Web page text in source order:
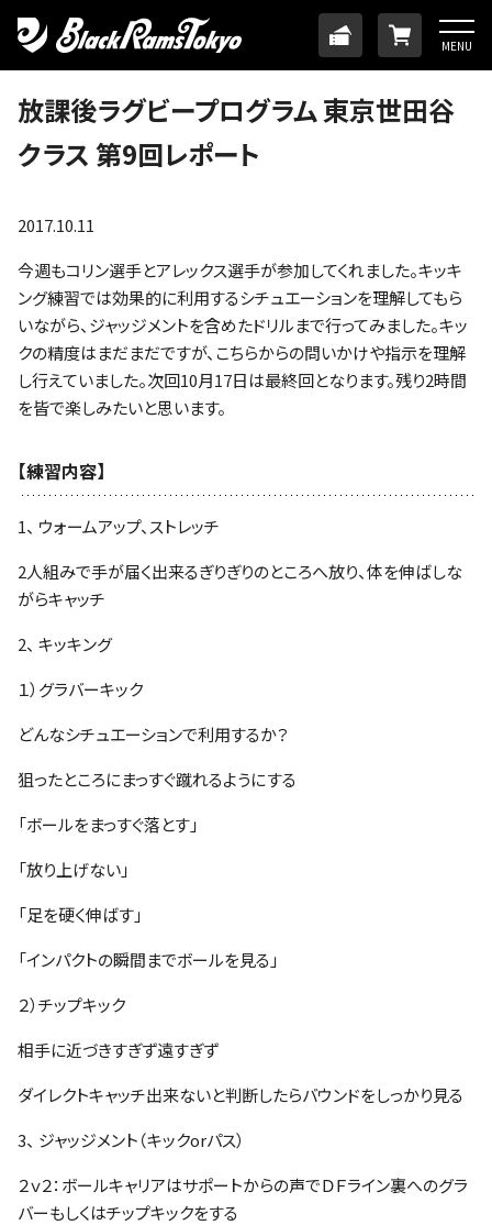
MENU
TICKET
HOME
チーム
メンバー
試合日程・結果
アカデミー
ファンクラブ
パートナー
放課後ラグビープログラム 東京世田谷
クラス 第9回レポート
2017.10.11
今週もコリン選手とアレックス選手が参加してくれました。キッキ
ング練習では効果的に利用するシチュエーションを理解してもら
いながら、ジャッジメントを含めたドリルまで行ってみました。キッ
クの精度はまだまだですが、こちらからの問いかけや指示を理解
し行えていました。次回10月17日は最終回となります。残り2時間
を皆で楽しみたいと思います。
【練習内容】
1、 ウォームアップ、ストレッチ
2人組みで手が届く出来るぎりぎりのところへ放り、体を伸ばしな
がらキャッチ
2、 キッキング
１）グラバーキック
どんなシチュエーションで利用するか？
狙ったところにまっすぐ蹴れるようにする
「ボールをまっすぐ落とす」
「放り上げない」
「足を硬く伸ばす」
「インパクトの瞬間までボールを見る」
２）チップキック
相手に近づきすぎず遠すぎず
ダイレクトキャッチ出来ないと判断したらバウンドをしっかり見る
3、 ジャッジメント（キックorパス）
２ｖ２：ボールキャリアはサポートからの声でＤＦライン裏へのグラ
バーもしくはチップキックをする